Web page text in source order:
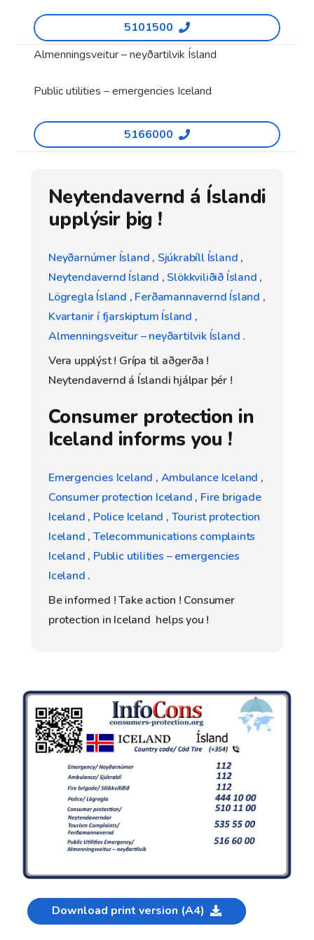
5101500
Almenningsveitur – neyðartilvik Ísland
Public utilities – emergencies Iceland
5166000
Neytendavernd á Íslandi
upplýsir þig !
Neyðarnúmer Ísland , Sjúkrabíll Ísland ,
Neytendavernd Ísland , Slökkviliðið Ísland ,
Lögregla Ísland , Ferðamannavernd Ísland ,
Kvartanir í fjarskiptum Ísland ,
Almenningsveitur – neyðartilvik Ísland .
Vera upplýst ! Grípa til aðgerða !
Neytendavernd á Íslandi hjálpar þér !
Consumer protection in
Iceland informs you !
Emergencies Iceland , Ambulance Iceland ,
Consumer protection Iceland , Fire brigade
Iceland , Police Iceland , Tourist protection
Iceland ,Telecommunications complaints
Iceland , Public utilities – emergencies
Iceland .
Be informed ! Take action ! Consumer
protection in Iceland helps you !
Download print version (A4)